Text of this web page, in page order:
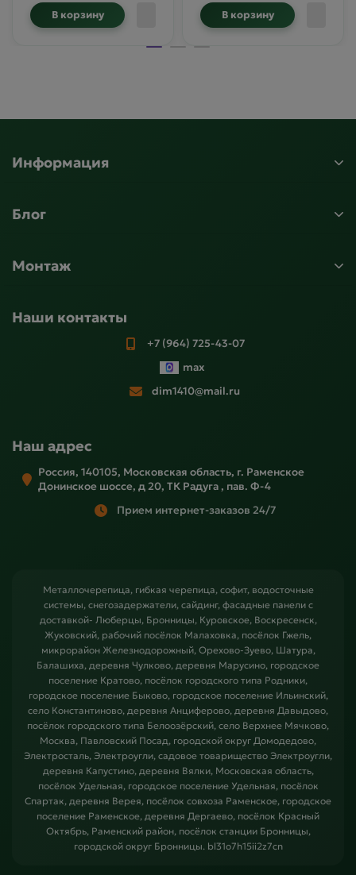
В корзину В корзину
Информация
Блог
Монтаж
Наши контакты
+7 (964) 725-43-07
max
dim1410@mail.ru
Наш адрес
Россия, 140105, Московская область, г. Раменское
Донинское шоссе, д 20, ТК Радуга , пав. Ф-4
Прием интернет-заказов 24/7
Металлочерепица, гибкая черепица, софит, водосточные
системы, снегозадержатели, сайдинг, фасадные панели с
доставкой- Люберцы, Бронницы, Куровское, Воскресенск,
Жуковский, рабочий посёлок Малаховка, посёлок Гжель,
микрорайон Железнодорожный, Орехово-Зуево, Шатура,
Балашиха, деревня Чулково, деревня Марусино, городское
поселение Кратово, посёлок городского типа Родники,
городское поселение Быково, городское поселение Ильинский,
село Константиново, деревня Анциферово, деревня Давыдово,
посёлок городского типа Белоозёрский, село Верхнее Мячково,
Москва, Павловский Посад, городской округ Домодедово,
Электросталь, Электроугли, садовое товарищество Электроугли,
деревня Капустино, деревня Вялки, Московская область,
посёлок Удельная, городское поселение Удельная, посёлок
Спартак, деревня Верея, посёлок совхоза Раменское, городское
поселение Раменское, деревня Дергаево, посёлок Красный
Октябрь, Раменский район, посёлок станции Бронницы,
городской округ Бронницы. bl31o7h15ii2z7cn